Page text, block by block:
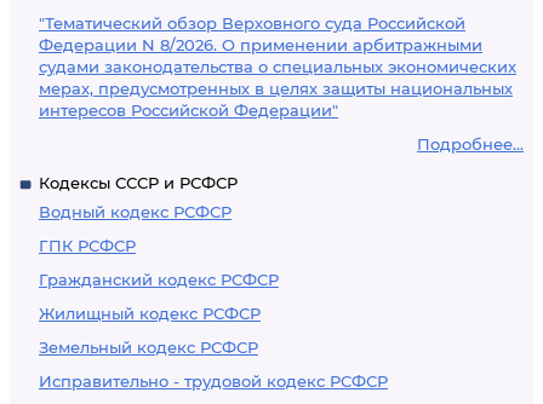
"Тематический обзор Верховного суда Российской
Федерации N 8/2026. О применении арбитражными
судами законодательства о специальных экономических
мерах, предусмотренных в целях защиты национальных
интересов Российской Федерации"
Подробнее...
Кодексы СССР и РСФСР
Водный кодекс РСФСР
ГПК РСФСР
Гражданский кодекс РСФСР
Жилищный кодекс РСФСР
Земельный кодекс РСФСР
Исправительно - трудовой кодекс РСФСР